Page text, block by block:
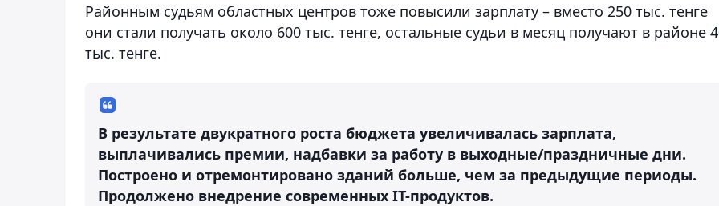
Районным судьям областных центров тоже повысили зарплату – вместо 250 тыс. тенге
они стали получать около 600 тыс. тенге, остальные судьи в месяц получают в районе
тыс. тенге.
В результате двукратного роста бюджета увеличивалась зарплата,
выплачивались премии, надбавки за работу в выходные/праздничные дни.
Построено и отремонтировано зданий больше, чем за предыдущие периоды.
Продолжено внедрение современных IT-продуктов.